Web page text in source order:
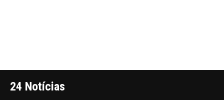
24 Notícias